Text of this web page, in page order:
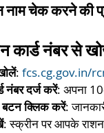
चेक करने की
कार्ड नंबर से
: fcs.cg.gov.in/
नंबर दर्ज करें: अपना
क्लिक करें:
: स्क्रीन पर आपके राशन